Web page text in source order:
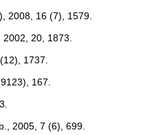
2008, 16 (7), 1579.
20, 1873.
1737.
167.
2005, 7 (6), 699.